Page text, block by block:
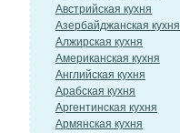
Австрийская кухня
Азербайджанская кухня
Алжирская кухня
Американская кухня
Английская кухня
Арабская кухня
Аргентинская кухня
Армянская кухня